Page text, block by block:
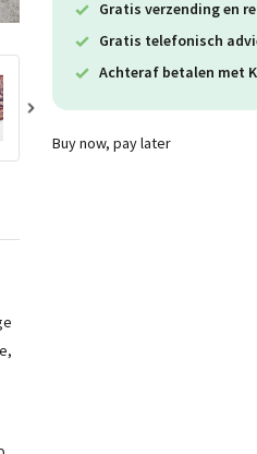
Buy now, pay later
Gratis verzending en
Gratis telefonisch
Achteraf betalen met